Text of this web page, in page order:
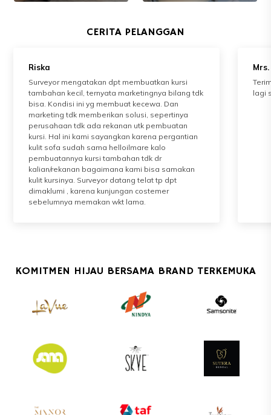
CERITA PELANGGAN
Riska
Surveyor mengatakan dpt membuatkan kursi
tambahan kecil, ternyata marketingnya bilang tdk
bisa. Kondisi ini yg membuat kecewa. Dan
marketing tdk memberikan solusi, sepertinya
perusahaan tdk ada rekanan utk pembuatan
kursi. Hal ini kami sayangkan karena pergantian
kulit sofa sudah sama helloilmare kalo
pembuatannya kursi tambahan tdk dr
kalian/rekanan bagaimana kami bisa samakan
kulit kursinya. Surveyor datang telat tp dpt
dimaklumi , karena kunjungan costemer
sebelumnya memakan wkt lama.
lagi
KOMITMEN HIJAU BERSAMA BRAND TERKEMUKA